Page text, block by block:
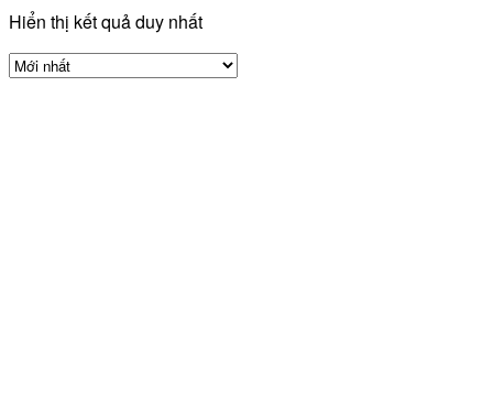
Hiển thị kết quả duy nhất